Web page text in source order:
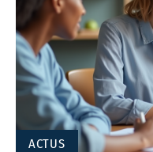
ACTUS